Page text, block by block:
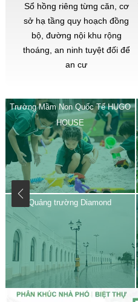
Sổ hồng riêng từng căn, cơ
sở hạ tầng quy hoạch đồng
bộ, đường nội khu rộng
thoáng, an ninh tuyệt đối để
an cư
Trường Mầm Non Quốc Tế HUGO
HOUSE
Quảng trường Diamond